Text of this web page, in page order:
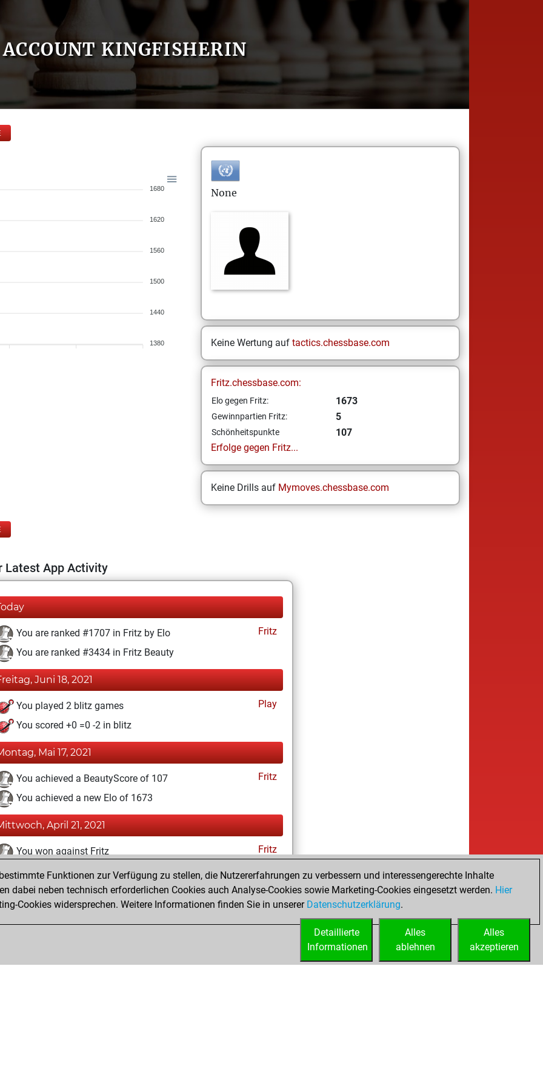
ACCOUNT KINGFISHERIN
1680
1620
1560
1500
1440
1380
None
Keine Wertung auf tactics.chessbase.com
Fritz.chessbase.com:
Elo gegen Fritz: 1673
Gewinnpartien Fritz: 5
Schönheitspunkte
107
Erfolge gegen Fritz...
Keine Drills auf Mymoves.chessbase.com
Latest App Activity
You are ranked #1707 in Fritz by Elo
Fritz
You are ranked #3434 in Fritz Beauty
Juni 18, 2021
You played 2 blitz games
Play
You scored +0 =0 -2 in blitz
Mai 17, 2021
You achieved a BeautyScore of 107
Fritz
You achieved a new Elo of 1673
April 21, 2021
You won against Fritz Fritz
März 27, 2021
You created your Fritz account Fritz
Funktionen zur Verfügung zu stellen, die Nutzererfahrungen zu verbessern und interessengerechte Inhalte
dabei neben technisch erforderlichen Cookies auch Analyse-Cookies sowie Marketing-Cookies eingesetzt werden. Hier
Cookies widersprechen. Weitere Informationen finden Sie in unserer Datenschutzerklärung.
Alles
akzeptieren
Alles
ablehnen
Detaillierte
Informationen